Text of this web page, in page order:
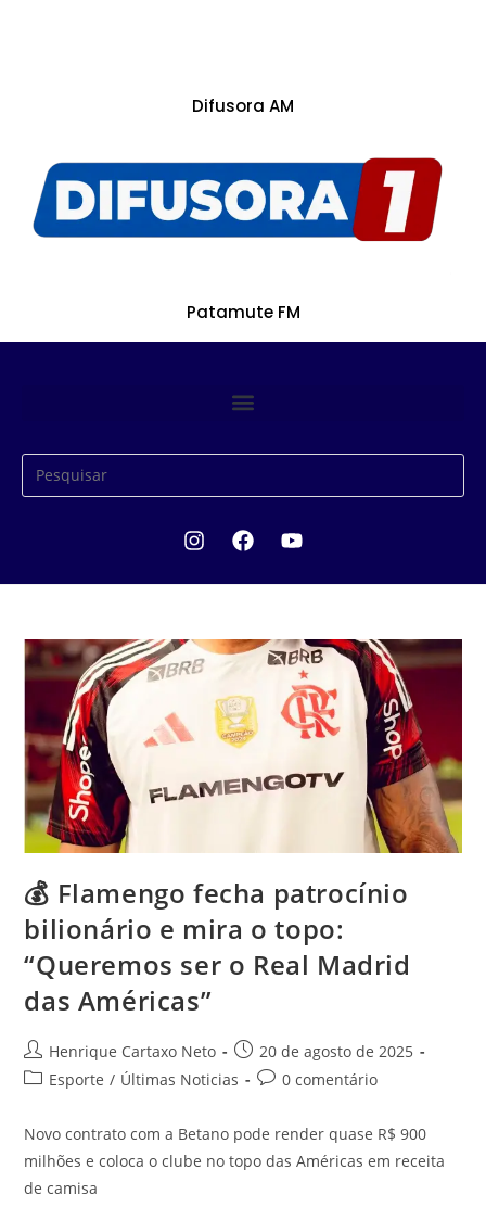
Difusora AM
Patamute FM
💰 Flamengo fecha patrocínio
bilionário e mira o topo:
“Queremos ser o Real Madrid
das Américas”
Henrique Cartaxo Neto
20 de agosto de 2025
Esporte / Últimas Noticias 0 comentário
Novo contrato com a Betano pode render quase R$ 900
milhões e coloca o clube no topo das Américas em receita
de camisa